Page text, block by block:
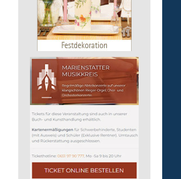
Lebenshilfe
GmbH